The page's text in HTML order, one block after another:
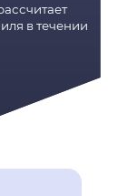
в течении